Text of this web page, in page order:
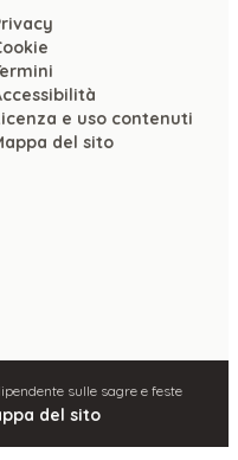
e uso contenuti
del sito
sulle sagre e feste
del sito